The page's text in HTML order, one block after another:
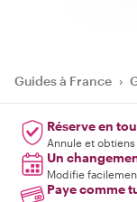
Guides à France ›
Réserve en
Annule et
Un
Modifie
Paye comme